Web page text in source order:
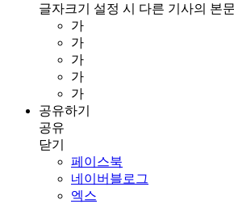
글자크기 설정 시 다른 기사의 본
가
가
가
가
가
공유하기
공유
닫기
페이스북
네이버블로그
엑스